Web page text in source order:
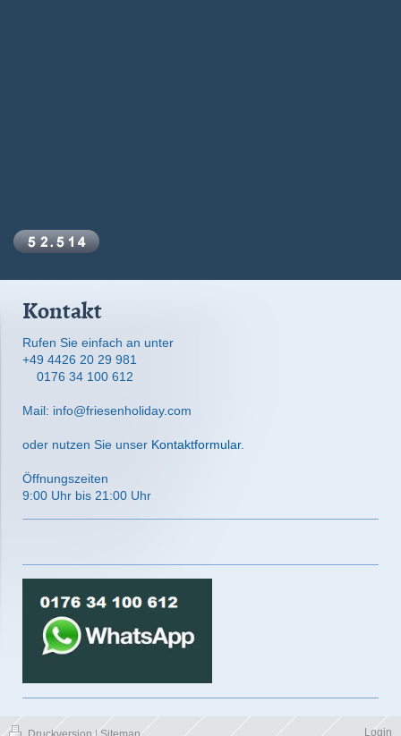
Kontakt
Rufen Sie einfach an unter
+49 4426 20 29 981
0176 34 100 612
Mail: info@friesenholiday.com
oder nutzen Sie unser Kontaktformular.
Öffnungszeiten
9:00 Uhr bis 21:00 Uhr
Login